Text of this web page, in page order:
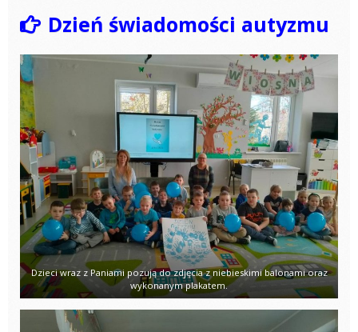
Dzień świadomości autyzmu
Dzieci wraz z Paniami pozują do zdjęcia z niebieskimi balonami oraz
wykonanym plakatem.